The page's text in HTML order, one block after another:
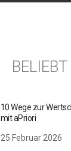
BELIEBT
10 Wege zur
mit aPriori
25 Februar 2026